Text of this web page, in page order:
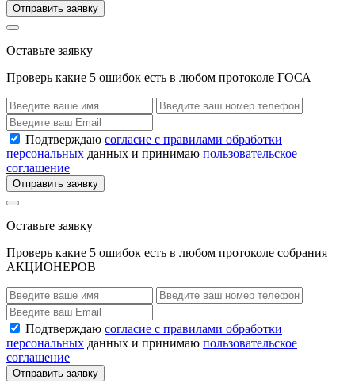
Отправить заявку
Оставьте заявку
Проверь какие 5 ошибок есть в любом протоколе ГОСА
Подтверждаю согласие с правилами обработки
персональных данных и принимаю пользовательское
соглашение
Отправить заявку
Оставьте заявку
Проверь какие 5 ошибок есть в любом протоколе собрания
АКЦИОНЕРОВ
Подтверждаю согласие с правилами обработки
персональных данных и принимаю пользовательское
соглашение
Отправить заявку